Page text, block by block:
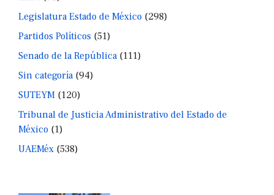
Legislatura Estado de México (298)
Partidos Políticos (51)
Senado de la República(111)
Sin categoría(94)
SUTEYM (120)
Tribunal de Justicia Administrativo del Estado de
México (1)
UAEMéx (538)